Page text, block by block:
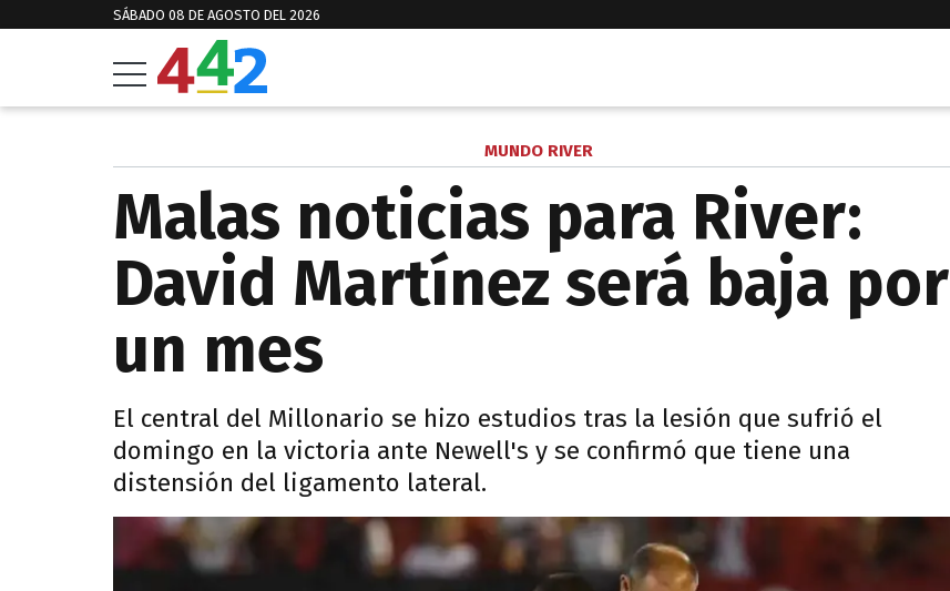
SÁBADO 08 DE AGOSTO DEL 2026
MUNDO RIVER
Malas noticias para River:
David Martínez será baja por
un mes
El central del Millonario se hizo estudios tras la lesión que sufrió el
domingo en la victoria ante Newell's y se confirmó que tiene una
distensión del ligamento lateral.